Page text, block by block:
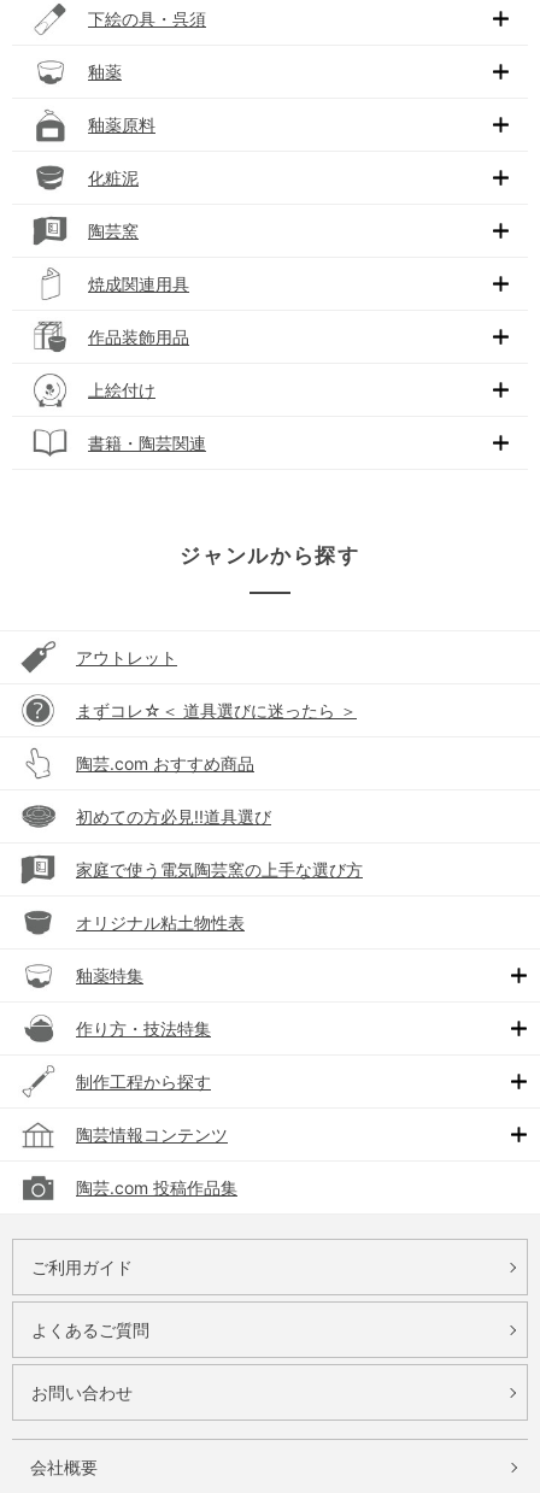
下絵の具・呉須
釉薬
釉薬原料
化粧泥
陶芸窯
焼成関連用具
作品装飾用品
上絵付け
書籍・陶芸関連
ジャンルから探す
アウトレット
まずコレ☆＜ 道具選びに迷ったら ＞
陶芸.com おすすめ商品
初めての方必見!!道具選び
家庭で使う電気陶芸窯の上手な選び方
オリジナル粘土物性表
釉薬特集
作り方・技法特集
制作工程から探す
陶芸情報コンテンツ
陶芸.com 投稿作品集
ご利用ガイド
よくあるご質問
お問い合わせ
会社概要